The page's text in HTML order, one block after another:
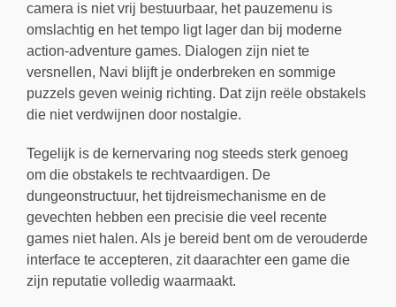
camera is niet vrij bestuurbaar, het pauzemenu is
omslachtig en het tempo ligt lager dan bij moderne
action-adventure games. Dialogen zijn niet te
versnellen, Navi blijft je onderbreken en sommige
puzzels geven weinig richting. Dat zijn reële obstakels
die niet verdwijnen door nostalgie.
Tegelijk is de kernervaring nog steeds sterk genoeg
om die obstakels te rechtvaardigen. De
dungeonstructuur, het tijdreismechanisme en de
gevechten hebben een precisie die veel recente
games niet halen. Als je bereid bent om de verouderde
interface te accepteren, zit daarachter een game die
zijn reputatie volledig waarmaakt.